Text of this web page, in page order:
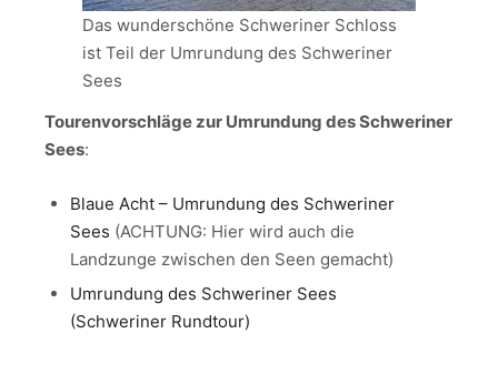
Das wunderschöne Schweriner Schloss
ist Teil der Umrundung des Schweriner
Sees
Tourenvorschläge zur Umrundung des Schweriner
Sees:
Blaue Acht – Umrundung des Schweriner
Sees (ACHTUNG: Hier wird auch die
Landzunge zwischen den Seen gemacht)
Umrundung des Schweriner Sees
(Schweriner Rundtour)